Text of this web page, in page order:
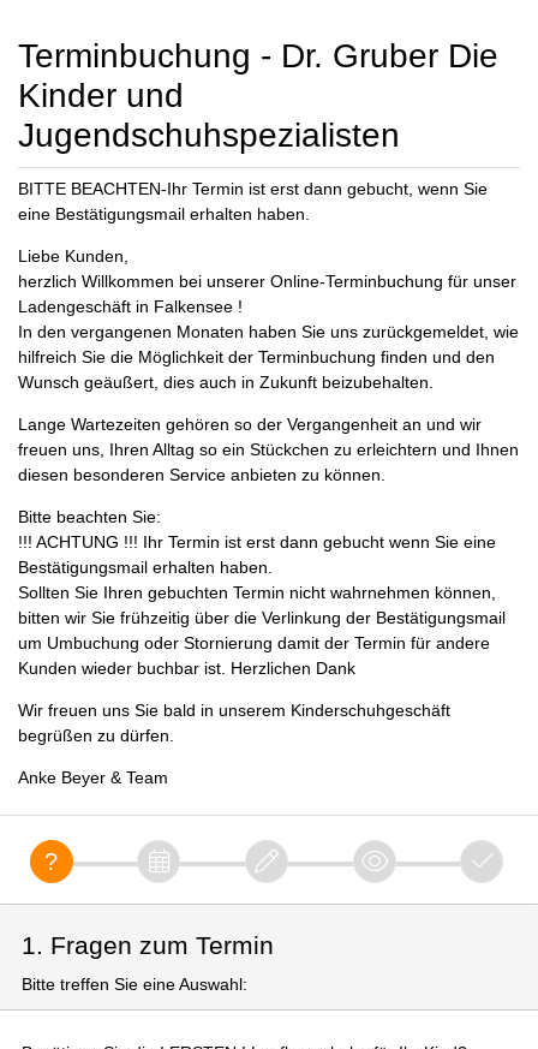
Terminbuchung - Dr. Gruber Die
Kinder und
Jugendschuhspezialisten
BITTE BEACHTEN-Ihr Termin ist erst dann gebucht, wenn Sie
eine Bestätigungsmail erhalten haben.
Liebe Kunden,
herzlich Willkommen bei unserer Online-Terminbuchung für unser
Ladengeschäft in Falkensee !
In den vergangenen Monaten haben Sie uns zurückgemeldet, wie
hilfreich Sie die Möglichkeit der Terminbuchung finden und den
Wunsch geäußert, dies auch in Zukunft beizubehalten.
Lange Wartezeiten gehören so der Vergangenheit an und wir
freuen uns, Ihren Alltag so ein Stückchen zu erleichtern und Ihnen
diesen besonderen Service anbieten zu können.
Bitte beachten Sie:
!!! ACHTUNG !!! Ihr Termin ist erst dann gebucht wenn Sie eine
Bestätigungsmail erhalten haben.
Sollten Sie Ihren gebuchten Termin nicht wahrnehmen können,
bitten wir Sie frühzeitig über die Verlinkung der Bestätigungsmail
um Umbuchung oder Stornierung damit der Termin für andere
Kunden wieder buchbar ist. Herzlichen Dank
Wir freuen uns Sie bald in unserem Kinderschuhgeschäft
begrüßen zu dürfen.
Anke Beyer & Team
1. Fragen zum Termin
Bitte treffen Sie eine Auswahl: